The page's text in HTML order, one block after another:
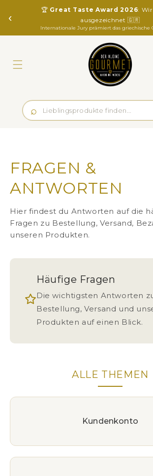
‹
🏆 Great Taste Award 2026:
ausgezeichnet 🇬🇷
Internationale Jury prämiert das griechische
FRAGEN &
ANTWORTEN
Hier findest du Antworten auf die
Fragen zu Bestellung, Versand,
unseren Produkten.
Häufige Fragen
Die wichtigsten Antworten
Bestellung, Versand und
Produkten auf einen Blick.
ALLE THEMEN
Kundenkonto